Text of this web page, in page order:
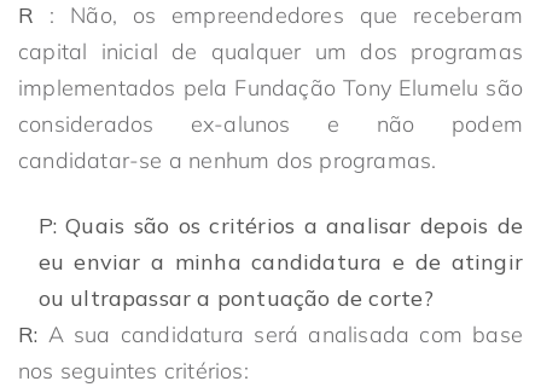
R : Não, os empreendedores que receberam
capital inicial de qualquer um dos programas
implementados pela Fundação Tony Elumelu são
considerados ex-alunos e não podem
candidatar-se a nenhum dos programas.
P: Quais são os critérios a analisar depois de
eu enviar a minha candidatura e de atingir
ou ultrapassar a pontuação de corte?
R: A sua candidatura será analisada com base
nos seguintes critérios: